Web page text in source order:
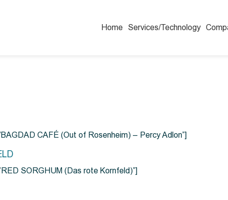
Home Services/Technology
CAFÉ (Out of Rosenheim) – Percy Adlon”]
SORGHUM (Das rote Kornfeld)”]